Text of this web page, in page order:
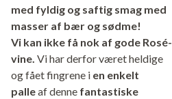
med fyldig og saftig smag med
masser af bær og sødme!
Vi kan ikke få nok af gode Rosé-
vine. Vi har derfor været heldige
og fået fingrene i en enkelt
palleaf denne fantastiske